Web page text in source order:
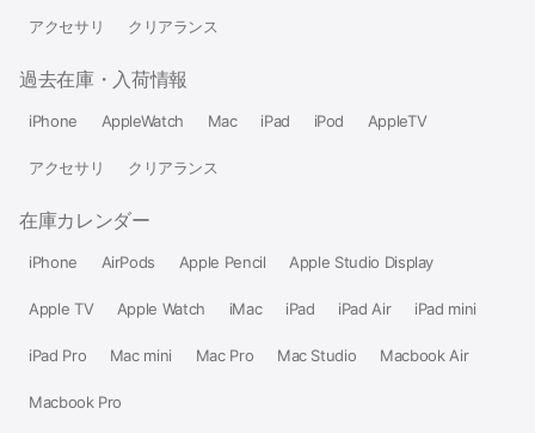
アクセサリ クリアランス
過去在庫・入荷情報
iPhone AppleWatch Mac iPad iPod AppleTV
アクセサリ クリアランス
在庫カレンダー
iPhone AirPods Apple Pencil Apple Studio Display
Apple TV Apple Watch iMac iPad iPad Air iPad mini
iPad Pro Mac mini Mac Pro Mac Studio Macbook Air
Macbook Pro